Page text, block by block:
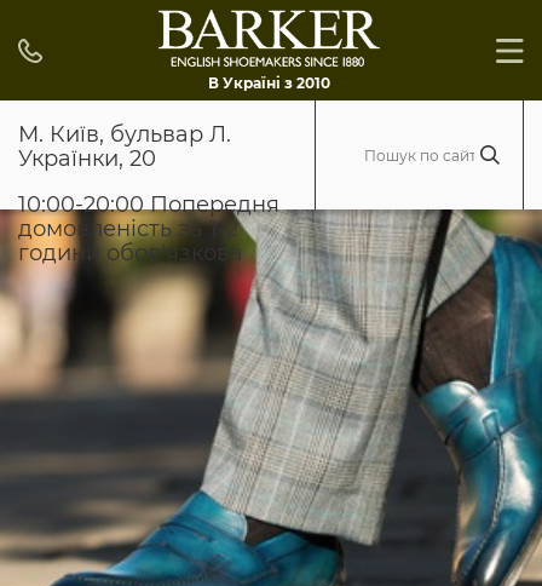
В Україні з 2010
М. Київ, бульвар Л.
Українки, 20
10:00-20:00 Попередня
домовленість за 1-2
години обов'язкова